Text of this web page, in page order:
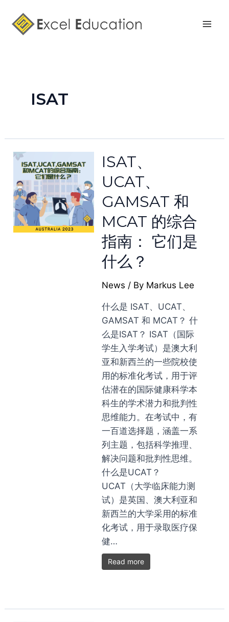
content
ISAT
ISAT、
UCAT、
GAMSAT 和
MCAT 的综合
指南： 它们是
什么？
News / By Markus Lee
什么是 ISAT、UCAT、
GAMSAT 和 MCAT？ 什
么是ISAT？ ISAT（国际
学生入学考试）是澳大利
亚和新西兰的一些院校使
用的标准化考试，用于评
估潜在的国际健康科学本
科生的学术潜力和批判性
思维能力。在考试中，有
一百道选择题，涵盖一系
列主题，包括科学推理、
解决问题和批判性思维。
什么是UCAT？
UCAT（大学临床能力测
试）是英国、澳大利亚和
新西兰的大学采用的标准
化考试，用于录取医疗保
健…
Read more